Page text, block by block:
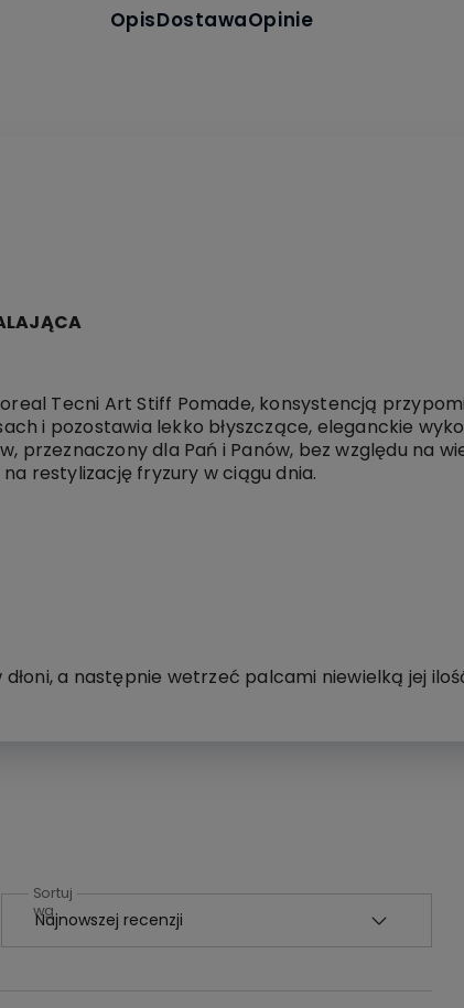
OpisDostawaOpinie
Tecni Art Stiff Pomade, konsystencją
i pozostawia lekko błyszczące, eleganckie
przeznaczony dla Pań i Panów, bez względu na
restylizację fryzury w ciągu dnia.
a następnie wetrzeć palcami niewielką jej
Sortuj
wg